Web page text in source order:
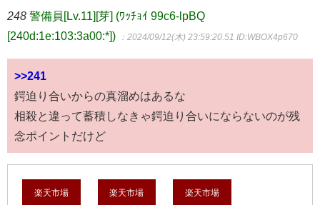
248 警備員[Lv.11][芽] (ﾜｯﾁｮｲ 99c6-lpBQ
[240d:1e:103:3a00:*])
：2024/09/12(木) 23:59:20.51 ID:WBOX4p670
>>241
鍔迫り合いからの真溜めはあるな
相殺と違って蓄積しなきゃ鍔迫り合いにならないのが残
念ポイントだけど
楽天市場 楽天市場 楽天市場